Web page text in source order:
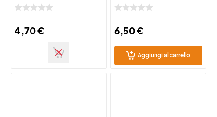
– 100 Salviette Igienizzanti
4,70€
Talco per Cani e Gatti – 110
6,50€
Aggiungi al carrello